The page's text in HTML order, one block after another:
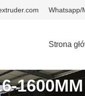
Whatsapp/
Strona